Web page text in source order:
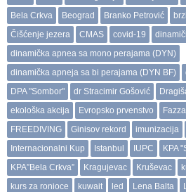
Bela Crkva
Beograd Branko Petrović
Čišćenje jezera
CMAS covid-19
dinamička apnea sa mono perajama (DYN)
dinamička apneja sa bi perajama (DYN BF)
DPA "Sombor"
dr Stracimir Gošović
ekološka akcija
Evropsko prvenstvo Fazza
FREEDIVING
Ginisov rekord imunizacija
Internacionalni Kup
Istanbul IUPC KPA
KPA”Bela Crkva”
Kragujevac Kruševac
kurs za ronioce
kuwait led Lena Balta